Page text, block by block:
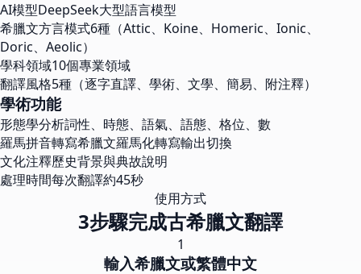
AI模型DeepSeek大型語言模型
希臘文方言模式6種（Attic、Koine、Homeric、Ionic、
Doric、Aeolic）
學科領域10個專業領域
翻譯風格5種（逐字直譯、學術、文學、簡易、附注釋）
學術功能
形態學分析詞性、時態、語氣、語態、格位、數
羅馬拼音轉寫希臘文羅馬化轉寫輸出切換
文化注釋歷史背景與典故說明
處理時間每次翻譯約45秒
使用方式
3步驟完成古希臘文翻譯
1
輸入希臘文或繁體中文